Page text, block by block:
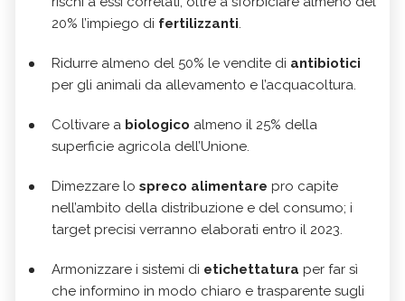
20% l’impiego di fertilizzanti.
Ridurre almeno del 50% le vendite di antibiotici
per gli animali da allevamento e l’acquacoltura.
Coltivare a biologico almeno il 25% della
superficie agricola dell’Unione.
Dimezzare lo spreco alimentare pro capite
nell’ambito della distribuzione e del consumo; i
target precisi verranno elaborati entro il 2023.
Armonizzare i sistemi di etichettatura per far sì
che informino in modo chiaro e trasparente sugli